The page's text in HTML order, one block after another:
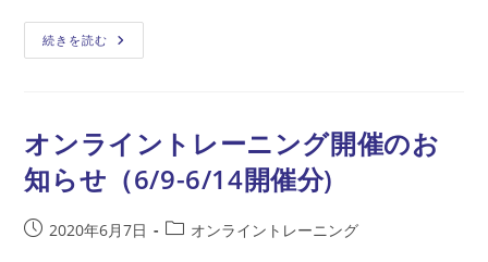
続きを読む 【第
4
イ
ン
ト
ー
イ
ベ
オンライントレーニング開催のお
知らせ（6/9-6/14開催分)
投 2020年6月7日
投 オンライントレーニング